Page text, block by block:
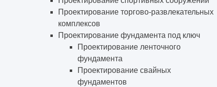
Проектирование торгово-развлекательных
комплексов
Проектирование фундамента под ключ
Проектирование ленточного
фундамента
Проектирование свайных
фундаментов